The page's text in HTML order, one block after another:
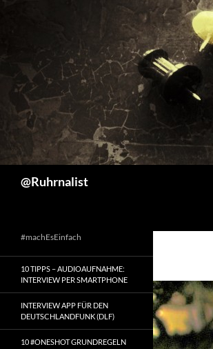
@Ruhrnalist
#machEsEinfach
10 TIPPS – AUDIOAUFNAHME:
INTERVIEW PER SMARTPHONE
INTERVIEW APP FÜR DEN
DEUTSCHLANDFUNK (DLF)
10 #ONESHOT GRUNDREGELN